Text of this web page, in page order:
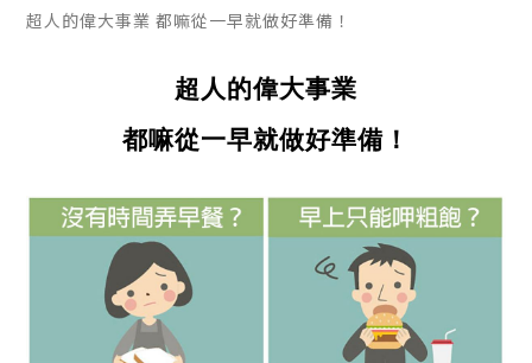
超人的偉大事業 都嘛從一早就做好準備！
超人的偉大事業
都嘛從一早就做好準備！